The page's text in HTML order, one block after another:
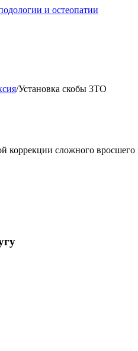
и остеопатии
/Установка скобы 3ТО
коррекции сложного